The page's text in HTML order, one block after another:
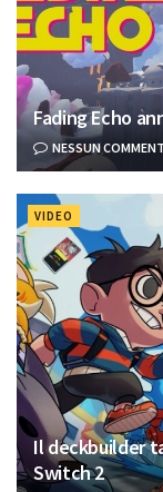
Fading Echo
NESSUN
VIDEO
Il deckbuilder
Switch 2